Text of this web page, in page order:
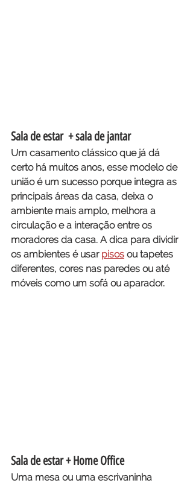
Sala de estar  + sala de jantar
Um casamento clássico que já dá
certo há muitos anos, esse modelo de
união é um sucesso porque integra as
principais áreas da casa, deixa o
ambiente mais amplo, melhora a
circulação e a interação entre os
moradores da casa. A dica para dividir
os ambientes é usar pisos ou tapetes
diferentes, cores nas paredes ou até
móveis como um sofá ou aparador.
Sala de estar + Home Office
Uma mesa ou uma escrivaninha